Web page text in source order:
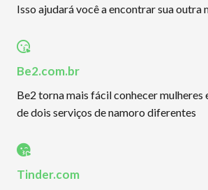
Isso ajudará você a encontrar sua outra
Be2.com.br
Be2 torna mais fácil conhecer mulheres
de dois serviços de namoro diferentes
Tinder.com